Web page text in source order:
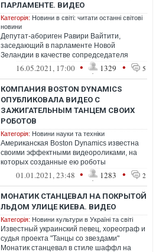
ПАРЛАМЕНТЕ. ВИДЕО
Категорія: Новини в світі: читати останні світові
новини
Депутат-абориген Равири Вайтити,
заседающий в парламенте Новой
Зеландии в качестве сопредседателя
одной из политических партий, выразил
свое несогласи...
16.05.2021, 17:00 • 1329 • 5
КОМПАНИЯ BOSTON DYNAMICS
ОПУБЛИКОВАЛА ВИДЕО С
ЗАЖИГАТЕЛЬНЫМ ТАНЦЕМ СВОИХ
РОБОТОВ
Категорія: Новини науки та техніки
Американская Boston Dynamics известна
своими эффектными видеороликами, на
которых созданные ею роботы
демонстрируют свои возможности. Теперь
01.01.2021, 23:48 • 1283 • 2
МОНАТИК СТАНЦЕВАЛ НА ПОКРЫТОЙ
ЛЬДОМ УЛИЦЕ КИЕВА. ВИДЕО
Категорія: Новини культури в Україні та світі
Известный украинский певец, хореограф и
судья проекта "Танцы со звездами"
Монатик станцевал в стиле шаффл на